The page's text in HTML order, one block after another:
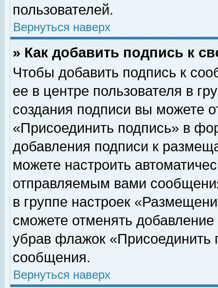
пользователей.
Вернуться наверх
» Как добавить подпись к
Чтобы добавить подпись к
ее в центре пользователя в
создания подписи вы можете
«Присоединить подпись» в
добавления подписи к
можете настроить
отправляемым вами
в группе настроек
сможете отменять
убрав флажок «Присоединить
сообщения.
Вернуться наверх